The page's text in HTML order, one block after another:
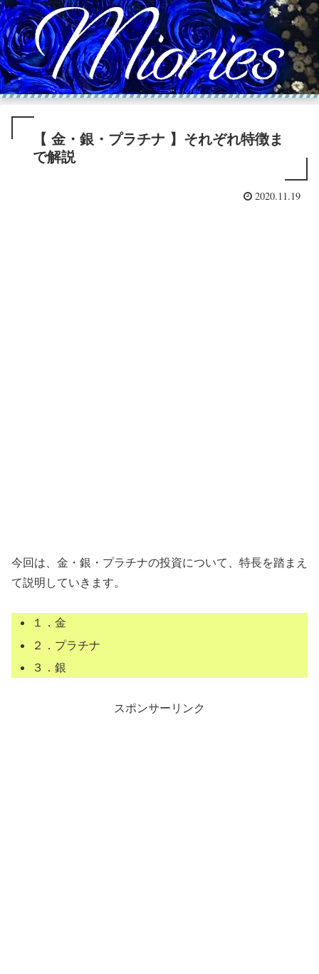
【 金・銀・プラチナ 】それぞれ特徴ま
で解説
2020.11.19
今回は、金・銀・プラチナの投資について、特長を踏まえ
て説明していきます。
１．金
２．プラチナ
３．銀
スポンサーリンク